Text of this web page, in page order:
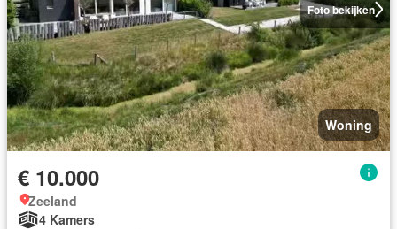
Foto bekijken
Woning
€ 10.000
Zeeland
4 Kamers